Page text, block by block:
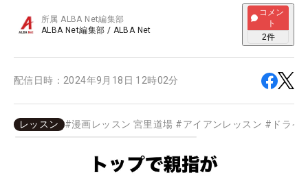
所属ALBA Net編集部
ALBA Net編集部 / ALBA Net
コメン
ト
2件
配信日時： 2024年9月18日 12時02分
レッスン #漫画レッスン 宮里道場 #アイアンレッスン # ドライ